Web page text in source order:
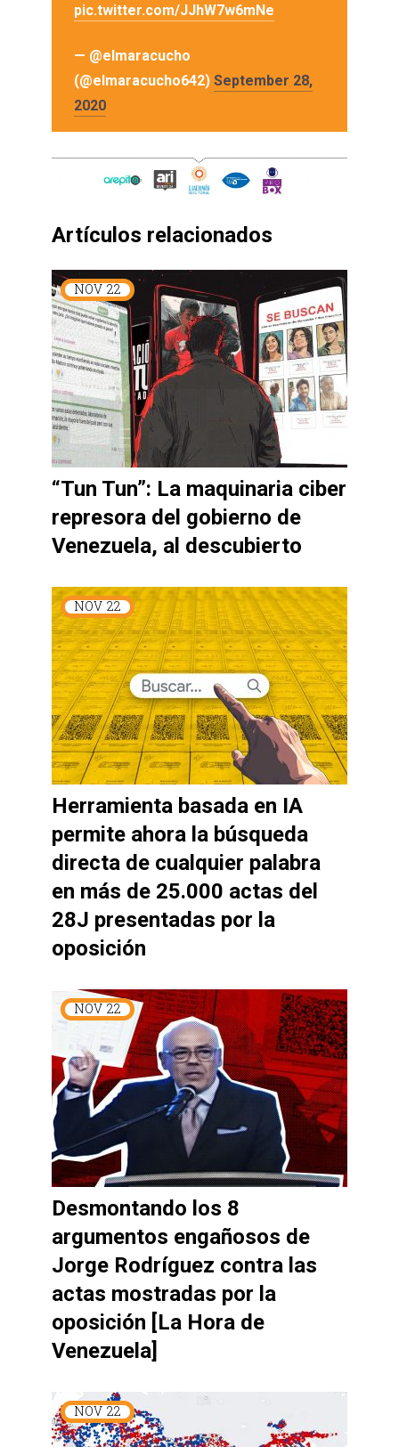
pic.twitter.com/JJhW7w6mNe
— @elmaracucho
(@elmaracucho642) September 28,
2020
Artículos relacionados
NOV 22
“Tun Tun”: La maquinaria ciber
represora del gobierno de
Venezuela, al descubierto
NOV 22
Herramienta basada en IA
permite ahora la búsqueda
directa de cualquier palabra
en más de 25.000 actas del
28J presentadas por la
oposición
NOV 22
Desmontando los 8
argumentos engañosos de
Jorge Rodríguez contra las
actas mostradas por la
oposición [La Hora de
Venezuela]
NOV 22